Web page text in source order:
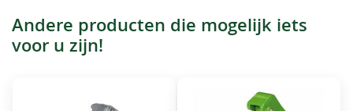
Andere producten die mogelijk iets
voor u zijn!